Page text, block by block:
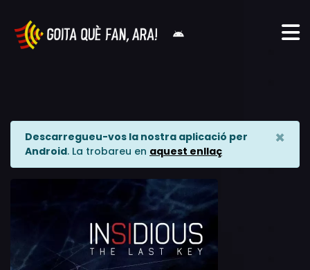
Descarregueu-vos la nostra aplicació per
Android. La trobareu en aquest enllaç
×